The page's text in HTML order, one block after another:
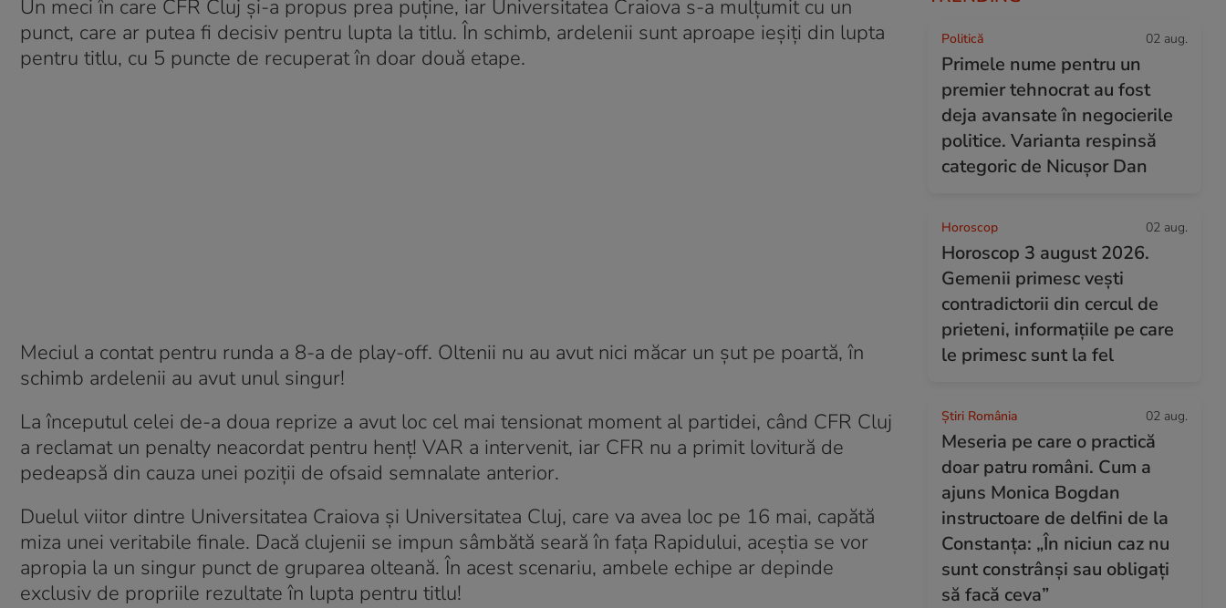
Un meci în care CFR Cluj și-a propus prea puține, iar Universitatea Craiova s-a mulțumit cu un
punct, care ar putea fi decisiv pentru lupta la titlu. În schimb, ardelenii sunt aproape ieșiți din lupta
pentru titlu, cu 5 puncte de recuperat în doar două etape.
Meciul a contat pentru runda a 8-a de play-off. Oltenii nu au avut nici măcar un șut pe poartă, în
schimb ardelenii au avut unul singur!
La începutul celei de-a doua reprize a avut loc cel mai tensionat moment al partidei, când CFR Cluj
a reclamat un penalty neacordat pentru henț! VAR a intervenit, iar CFR nu a primit lovitură de
pedeapsă din cauza unei poziții de ofsaid semnalate anterior.
Duelul viitor dintre Universitatea Craiova și Universitatea Cluj, care va avea loc pe 16 mai, capătă
miza unei veritabile finale. Dacă clujenii se impun sâmbătă seară în fața Rapidului, aceștia se vor
apropia la un singur punct de gruparea olteană. În acest scenariu, ambele echipe ar depinde
exclusiv de propriile rezultate în lupta pentru titlu!
Politică 02 aug.
Primele nume pentru un
premier tehnocrat au fost
deja avansate în negocierile
politice. Varianta respinsă
categoric de Nicușor Dan
Horoscop 02 aug.
Horoscop 3 august 2026.
Gemenii primesc vești
contradictorii din cercul de
prieteni, informațiile pe care
le primesc sunt la fel
Știri România 02 aug.
Meseria pe care o practică
doar patru români. Cum a
ajuns Monica Bogdan
instructoare de delfini de la
Constanța: „În niciun caz nu
sunt constrânși sau obligați
să facă ceva”